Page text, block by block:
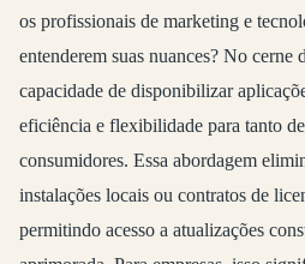
os profissionais de marketing e
entenderem suas nuances? No cerne
capacidade de disponibilizar
eficiência e flexibilidade para tanto
consumidores. Essa abordagem
instalações locais ou contratos de
permitindo acesso a atualizações